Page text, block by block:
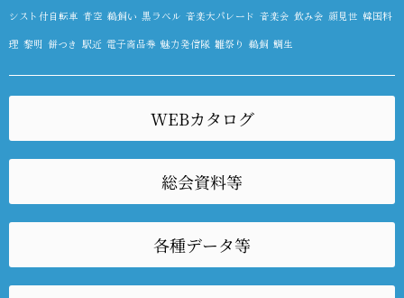
シスト付自転車 青空 鵜飼い 黒ラベル 音楽大パレード 音楽会 飲み会 顔見世 韓国料
理 黎明 餅つき 駅近 電子商品券 魅力発信隊 雛祭り 鵜飼 鯛生
WEBカタログ
総会資料等
各種データ等